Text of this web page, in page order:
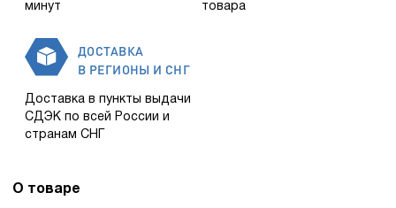
минут
товара
ДОСТАВКА
В РЕГИОНЫ И СНГ
Доставка в пункты выдачи
СДЭК по всей России и
странам СНГ
О товаре